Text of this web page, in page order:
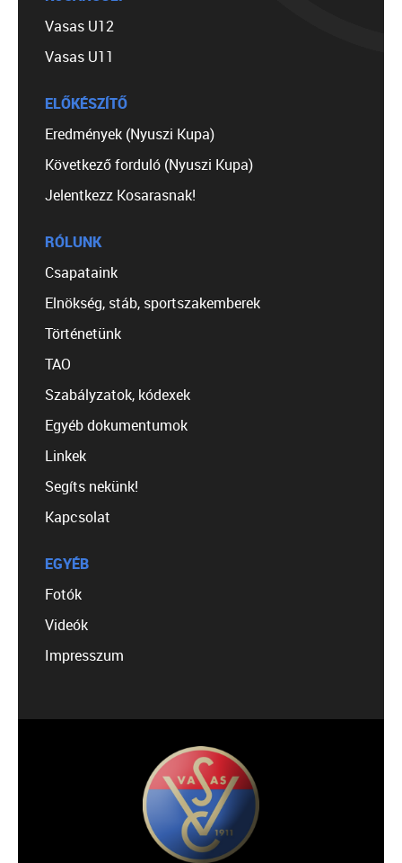
Vasas U12
Vasas U11
ELŐKÉSZÍTŐ
Eredmények (Nyuszi Kupa)
Következő forduló (Nyuszi Kupa)
Jelentkezz Kosarasnak!
RÓLUNK
Csapataink
Elnökség, stáb, sportszakemberek
Történetünk
TAO
Szabályzatok, kódexek
Egyéb dokumentumok
Linkek
Segíts nekünk!
Kapcsolat
EGYÉB
Fotók
Videók
Impresszum